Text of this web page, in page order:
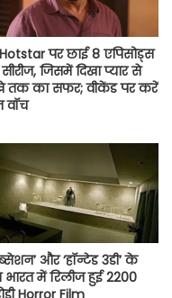
पर छाई 8 एपिसोड्स
जिसमें दिखा प्यार से
तक का सफर; वीकेंड पर करें
वॉच
और ‘हॉन्टेड 3डी’ के
भारत में रिलीज हुई 2200